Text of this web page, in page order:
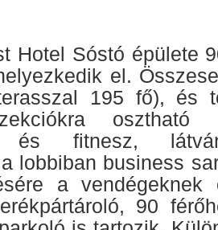
Hotel Sóstó épülete
el.
195 fő), és
osztható
és fitnesz,
lobbiban business
a
90